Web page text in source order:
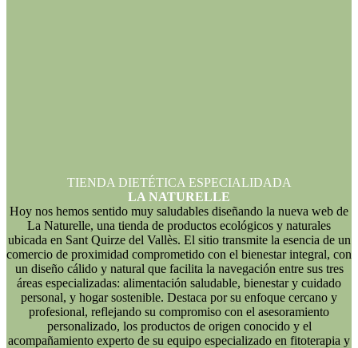
TIENDA DIETÉTICA ESPECIALIDADA
LA NATURELLE
Hoy nos hemos sentido muy saludables diseñando la nueva web de
La Naturelle, una tienda de productos ecológicos y naturales
ubicada en Sant Quirze del Vallès. El sitio transmite la esencia de un
comercio de proximidad comprometido con el bienestar integral, con
un diseño cálido y natural que facilita la navegación entre sus tres
áreas especializadas: alimentación saludable, bienestar y cuidado
personal, y hogar sostenible. Destaca por su enfoque cercano y
profesional, reflejando su compromiso con el asesoramiento
personalizado, los productos de origen conocido y el
acompañamiento experto de su equipo especializado en fitoterapia y